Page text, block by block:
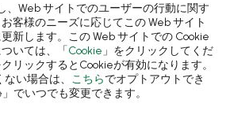
、Web サイトでのユーザーの行動に関す
客様のニーズに応じてこの Web サイト
新します。この Web サイトでの Cookie
いては、「Cookie 」をクリックしてくだ
リックするとCookieが有効になります。
い場合は、 こちらでオプトアウトでき
でいつでも変更できます。